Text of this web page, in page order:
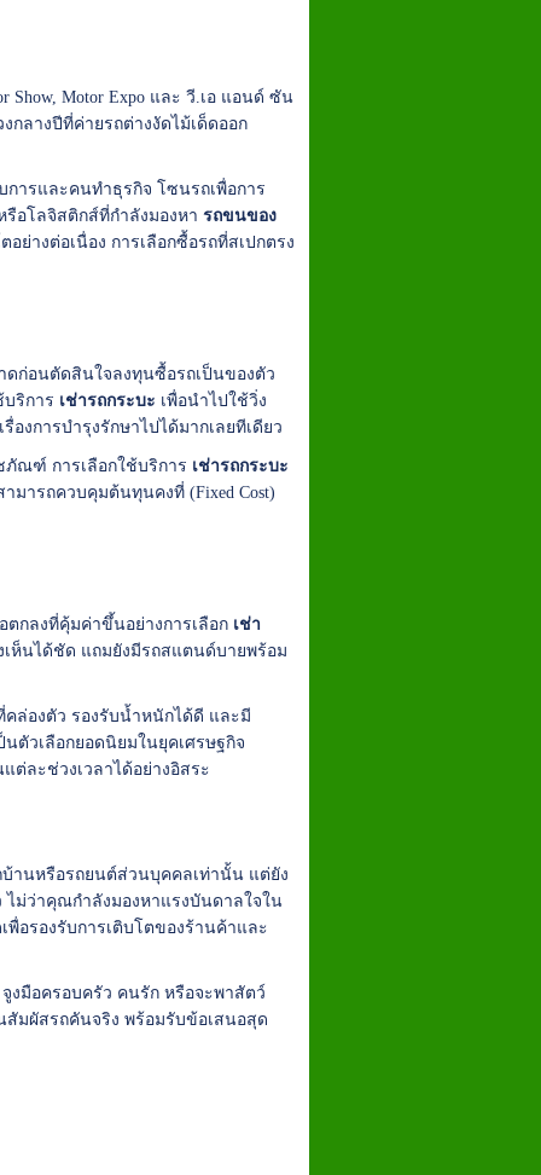
Motor Expo และ วี.เอ แอนด์ ซัน
ลางปีที่ค่ายรถต่างงัดไม้เด็ดออก
ารและคนทำธุรกิจ โซนรถเพื่อการ
อโลจิสติกส์ที่กำลังมองหารถขนของ
ย่างต่อเนื่อง การเลือกซื้อรถที่สเปกตรง
ดก่อนตัดสินใจลงทุนซื้อรถเป็นของตัว
บริการ เช่ารถกระบะ เพื่อนำไปใช้วิ่ง
งการบำรุงรักษาไปได้มากเลยทีเดียว
ภัณฑ์ การเลือกใช้บริการ เช่ารถกระบะ
ารถควบคุมต้นทุนคงที่ (Fixed Cost)
กลงที่คุ้มค่าขึ้นอย่างการเลือก เช่า
เห็นได้ชัด แถมยังมีรถสแตนด์บายพร้อม
ล่องตัว รองรับน้ำหนักได้ดี และมี
นตัวเลือกยอดนิยมในยุคเศรษฐกิจ
ต่ละช่วงเวลาได้อย่างอิสระ
บ้านหรือรถยนต์ส่วนบุคคลเท่านั้น แต่ยัง
ไม่ว่าคุณกำลังมองหาแรงบันดาลใจใน
พื่อรองรับการเติบโตของร้านค้าและ
งมือครอบครัว คนรัก หรือจะพาสัตว์
สัมผัสรถคันจริง พร้อมรับข้อเสนอสุด